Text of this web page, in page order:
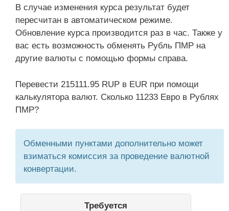
В случае изменения курса результат будет
пересчитан в автоматическом режиме.
Обновление курса производится раз в час. Также у
вас есть возможность обменять Рубль ПМР на
другие валюты с помощью формы справа.
Перевести 215111.95 RUP в EUR при помощи
калькулятора валют. Сколько 11233 Евро в Рублях
ПМР?
Обменными пунктами дополнительно может
взиматься комиссия за проведение валютной
конвертации.
Требуется